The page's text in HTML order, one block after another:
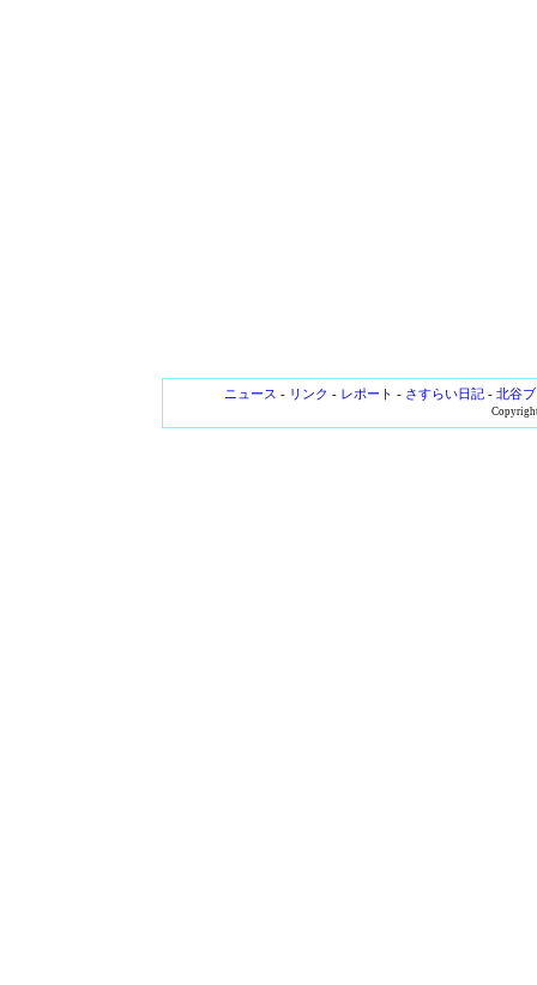
ニュース - リンク - レポート - さすらい日記- 北谷